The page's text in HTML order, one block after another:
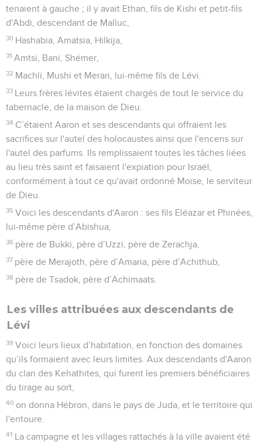
tenaient à gauche ; il y avait Ethan, fils de Kishi et petit-fils
d'Abdi, descendant de Malluc,
30 Hashabia, Amatsia, Hilkija,
31 Amtsi, Bani, Shémer,
32 Machli, Mushi et Merari, lui-même fils de Lévi.
33 Leurs frères lévites étaient chargés de tout le service du
tabernacle, de la maison de Dieu.
34 C’étaient Aaron et ses descendants qui offraient les
sacrifices sur l'autel des holocaustes ainsi que l'encens sur
l'autel des parfums. Ils remplissaient toutes les tâches liées
au lieu très saint et faisaient l'expiation pour Israël,
conformément à tout ce qu'avait ordonné Moïse, le serviteur
de Dieu.
35 Voici les descendants d'Aaron : ses fils Eléazar et Phinées,
lui-même père d’Abishua,
36 père de Bukki, père d’Uzzi, père de Zerachja,
37 père de Merajoth, père d’Amaria, père d’Achithub,
38 père de Tsadok, père d’Achimaats.
Les villes attribuées aux descendants de
Lévi
39 Voici leurs lieux d’habitation, en fonction des domaines
qu’ils formaient avec leurs limites. Aux descendants d'Aaron
du clan des Kehathites, qui furent les premiers bénéficiaires
du tirage au sort,
40 on donna Hébron, dans le pays de Juda, et le territoire qui
l'entoure.
41 La campagne et les villages rattachés à la ville avaient été